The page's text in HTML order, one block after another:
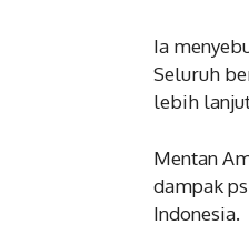
Ia
Seluruh
lebih
Mentan
dampak
Indonesia.